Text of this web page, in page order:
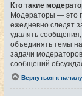
Кто такие
Модераторы — это
ежедневно следят
удалять
объединять темы
задачи
сообщений
Вернуться к началу